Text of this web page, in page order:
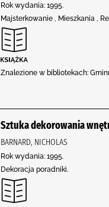
Rok wydania: 1995.
Majsterkowanie , Mieszkania ,
Znalezione w bibliotekach:
Sztuka dekorowania
BARNARD, NICHOLAS
Rok wydania: 1995.
Dekoracja poradniki.